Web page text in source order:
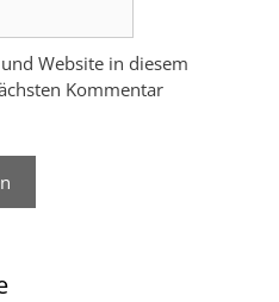
Website in diesem
Kommentar